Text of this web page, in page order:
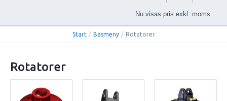
Nu visas pris exkl. moms
Start / Basmeny / Rotatorer
Rotatorer